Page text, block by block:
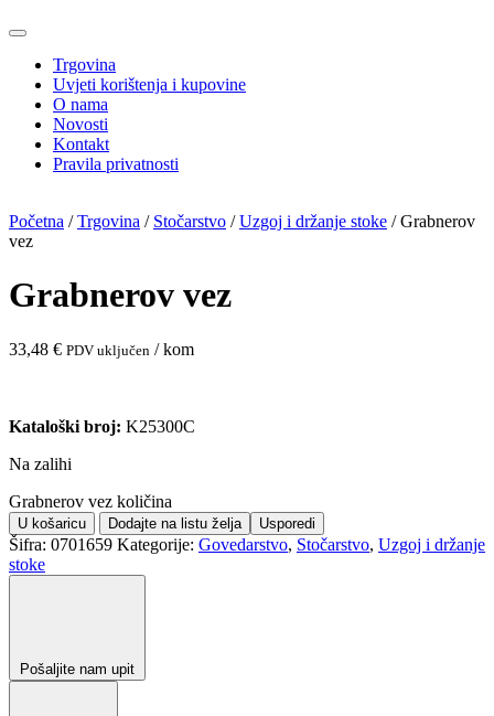
Trgovina
Uvjeti korištenja i kupovine
O nama
Novosti
Kontakt
Pravila privatnosti
Početna /Trgovina / Stočarstvo /Uzgoj i držanje stoke / Grabnerov
vez
Grabnerov vez
33,48 € PDV uključen / kom
Kataloški broj: K25300C
Na zalihi
Grabnerov vez količina
U košaricu Dodajte na listu želja Usporedi
Šifra: 0701659 Kategorije: Govedarstvo, Stočarstvo, Uzgoj i držanje
stoke
Pošaljite nam upit